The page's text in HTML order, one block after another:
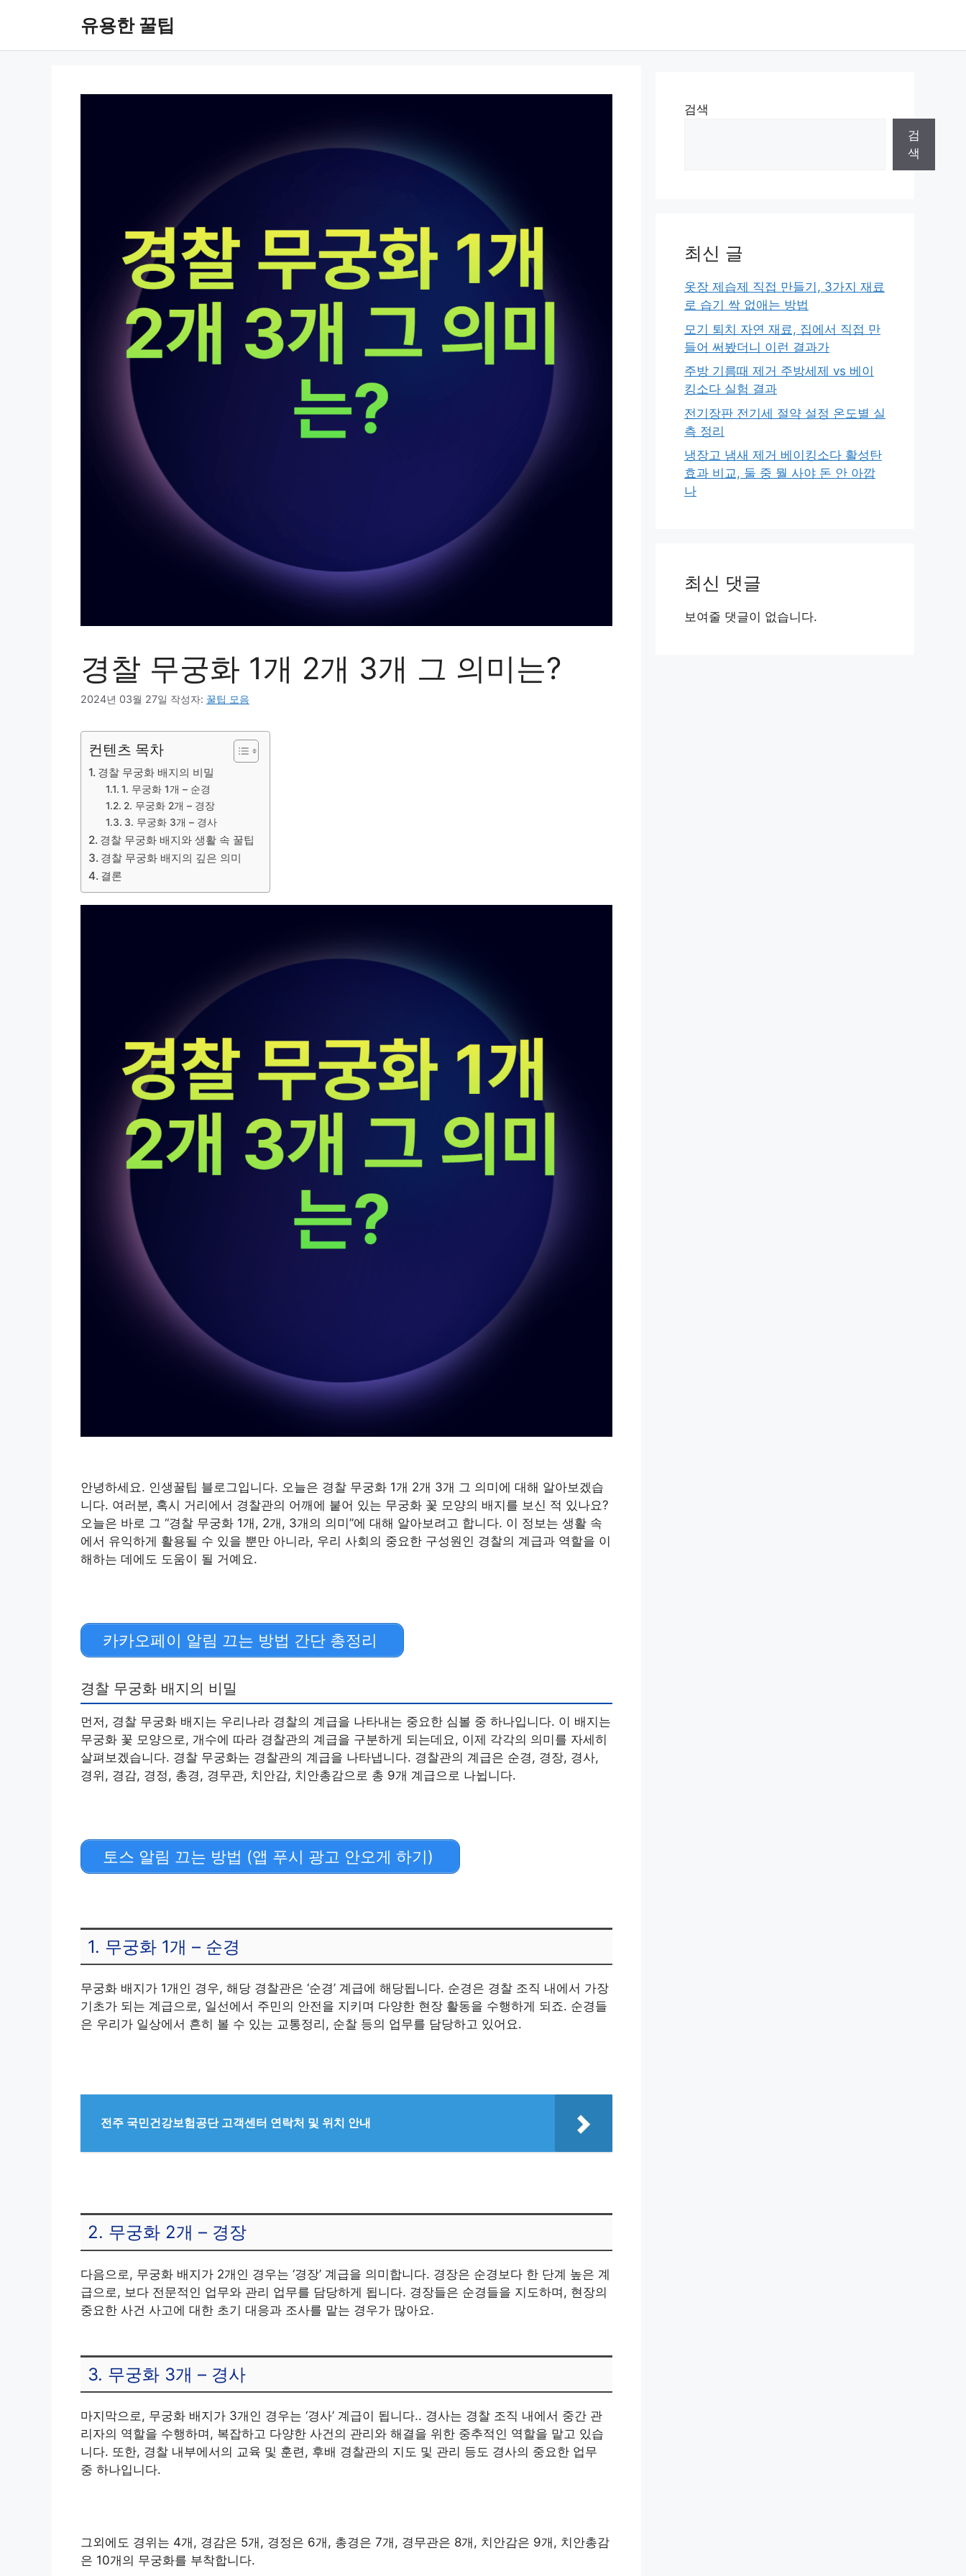
유용한 꿀팁
경찰 무궁화 1개 2개 3개 그 의미는?
2024년 03월 27일 작성자: 꿀팁 모음
컨텐츠 목차
경찰 무궁화 배지의 비밀
1. 무궁화 1개 – 순경
2. 무궁화 2개 – 경장
3. 무궁화 3개 – 경사
경찰 무궁화 배지와 생활 속 꿀팁
경찰 무궁화 배지의 깊은 의미
결론
안녕하세요. 인생꿀팁 블로그입니다. 오늘은 경찰 무궁화 1개 2개 3개 그 의미에 대해 알아보겠습
니다. 여러분, 혹시 거리에서 경찰관의 어깨에 붙어 있는 무궁화 꽃 모양의 배지를 보신 적 있나요?
오늘은 바로 그 “경찰 무궁화 1개, 2개, 3개의 의미”에 대해 알아보려고 합니다. 이 정보는 생활 속
에서 유익하게 활용될 수 있을 뿐만 아니라, 우리 사회의 중요한 구성원인 경찰의 계급과 역할을 이
해하는 데에도 도움이 될 거예요.
카카오페이 알림 끄는 방법 간단 총정리
경찰 무궁화 배지의 비밀
먼저, 경찰 무궁화 배지는 우리나라 경찰의 계급을 나타내는 중요한 심볼 중 하나입니다. 이 배지는
무궁화 꽃 모양으로, 개수에 따라 경찰관의 계급을 구분하게 되는데요, 이제 각각의 의미를 자세히
살펴보겠습니다. 경찰 무궁화는 경찰관의 계급을 나타냅니다. 경찰관의 계급은 순경, 경장, 경사,
경위, 경감, 경정, 총경, 경무관, 치안감, 치안총감으로 총 9개 계급으로 나뉩니다.
토스 알림 끄는 방법 (앱 푸시 광고 안오게 하기)
1. 무궁화 1개 – 순경
무궁화 배지가 1개인 경우, 해당 경찰관은 ‘순경’ 계급에 해당됩니다. 순경은 경찰 조직 내에서 가장
기초가 되는 계급으로, 일선에서 주민의 안전을 지키며 다양한 현장 활동을 수행하게 되죠. 순경들
은 우리가 일상에서 흔히 볼 수 있는 교통정리, 순찰 등의 업무를 담당하고 있어요.
전주 국민건강보험공단 고객센터 연락처 및 위치 안내
2. 무궁화 2개 – 경장
다음으로, 무궁화 배지가 2개인 경우는 ‘경장’ 계급을 의미합니다. 경장은 순경보다 한 단계 높은 계
급으로, 보다 전문적인 업무와 관리 업무를 담당하게 됩니다. 경장들은 순경들을 지도하며, 현장의
중요한 사건 사고에 대한 초기 대응과 조사를 맡는 경우가 많아요.
3. 무궁화 3개 – 경사
마지막으로, 무궁화 배지가 3개인 경우는 ‘경사’ 계급이 됩니다.. 경사는 경찰 조직 내에서 중간 관
리자의 역할을 수행하며, 복잡하고 다양한 사건의 관리와 해결을 위한 중추적인 역할을 맡고 있습
니다. 또한, 경찰 내부에서의 교육 및 훈련, 후배 경찰관의 지도 및 관리 등도 경사의 중요한 업무
중 하나입니다.
그외에도 경위는 4개, 경감은 5개, 경정은 6개, 총경은 7개, 경무관은 8개, 치안감은 9개, 치안총감
은 10개의 무궁화를 부착합니다.
검색
검
색
최신 글
옷장 제습제 직접 만들기, 3가지 재료
로 습기 싹 없애는 방법
모기 퇴치 자연 재료, 집에서 직접 만
들어 써봤더니 이런 결과가
주방 기름때 제거 주방세제 vs 베이
킹소다 실험 결과
전기장판 전기세 절약 설정 온도별 실
측 정리
냉장고 냄새 제거 베이킹소다 활성탄
효과 비교, 둘 중 뭘 사야 돈 안 아깝
나
최신 댓글
보여줄 댓글이 없습니다.